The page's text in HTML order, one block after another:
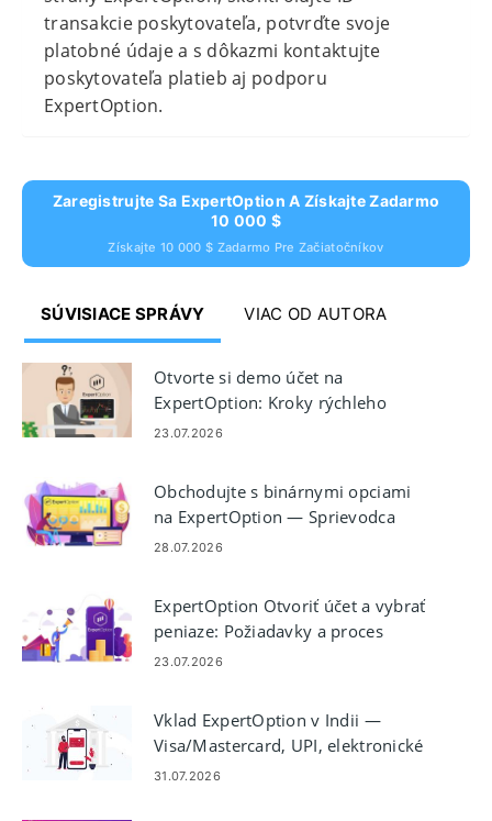
transakcie poskytovateľa, potvrďte svoje
platobné údaje a s dôkazmi kontaktujte
poskytovateľa platieb aj podporu
ExpertOption.
Zaregistrujte Sa ExpertOption A Získajte Zadarmo
10 000 $
Získajte 10 000 $ Zadarmo Pre Začiatočníkov
SÚVISIACE SPRÁVY VIAC OD AUTORA
Otvorte si demo účet na
ExpertOption: Kroky rýchleho
nastavenia
23.07.2026
Obchodujte s binárnymi opciami
na ExpertOption — Sprievodca
obchodovaním krok za krokom
28.07.2026
ExpertOption Otvoriť účet a vybrať
peniaze: Požiadavky a proces
23.07.2026
Vklad ExpertOption v Indii —
Visa/Mastercard, UPI, elektronické
platby a kryptomeny
31.07.2026